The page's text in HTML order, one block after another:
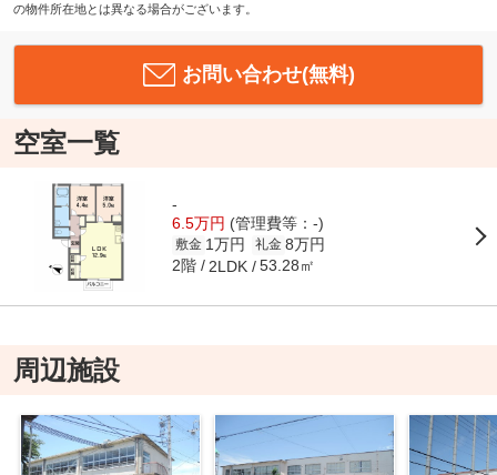
の物件所在地とは異なる場合がございます。
お問い合わせ(無料)
空室一覧
-
6.5万円 (管理費等：-)
敷金 1万円 礼金 8万円
2階 2LDK 53.28㎡
周辺施設